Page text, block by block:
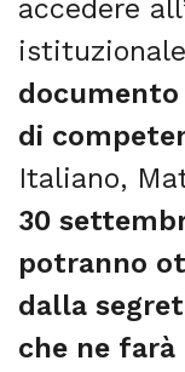
accedere
di
Italiano,
30
potranno
dalla
che ne